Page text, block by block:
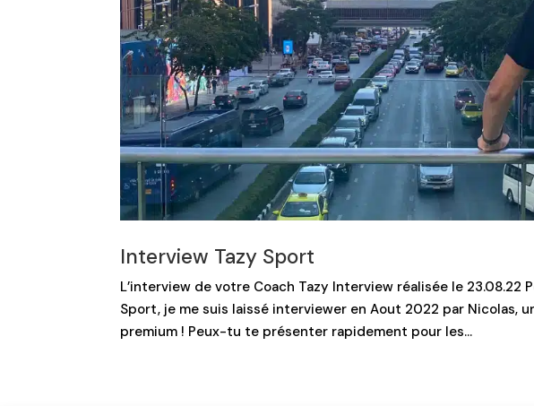
Interview Tazy Sport
L’interview de votre Coach Tazy Interview réalisée le
Sport, je me suis laissé interviewer en Aout 2022 par Nicolas,
premium ! Peux-tu te présenter rapidement pour les...